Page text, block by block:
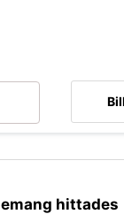
hittades